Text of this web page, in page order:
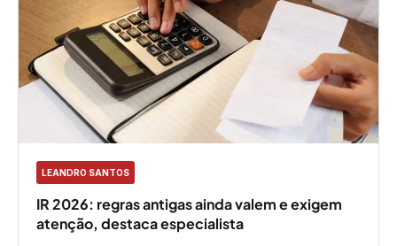
LEANDRO SANTOS
IR 2026: regras antigas ainda valem e exigem
atenção, destaca especialista